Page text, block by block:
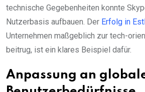
technische Gegebenheiten konnte
Nutzerbasis aufbauen. Der Erfolg in
Unternehmen maßgeblich zur tech-
beitrug, ist ein klares Beispiel dafür.
Anpassung an